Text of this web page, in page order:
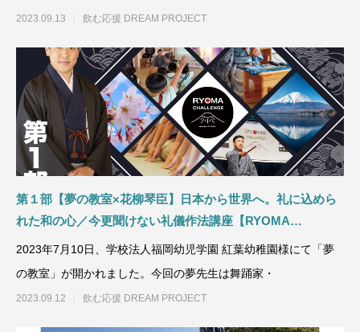
2023.09.13 飲む応援 DREAM PROJECT
第１部【夢の教室×花柳琴臣】日本から世界へ。礼に込めら
れた和の心／今更聞けない礼儀作法講座【RYOMA
CHALLENGE】
2023年7月10日、学校法人福岡幼児学園 紅葉幼稚園様にて「夢
の教室」が開かれました。今回の夢先生は舞踊家・
2023.09.12 飲む応援 DREAM PROJECT